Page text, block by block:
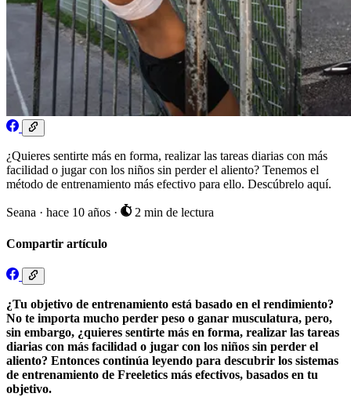
¿Quieres sentirte más en forma, realizar las tareas diarias con más
facilidad o jugar con los niños sin perder el aliento? Tenemos el
método de entrenamiento más efectivo para ello. Descúbrelo aquí.
Seana · hace 10 años · 2 min de lectura
Compartir artículo
¿Tu objetivo de entrenamiento está basado en el rendimiento?
No te importa mucho perder peso o ganar musculatura, pero,
sin embargo, ¿quieres sentirte más en forma, realizar las tareas
diarias con más facilidad o jugar con los niños sin perder el
aliento? Entonces continúa leyendo para descubrir los sistemas
de entrenamiento de Freeletics más efectivos, basados en tu
objetivo.